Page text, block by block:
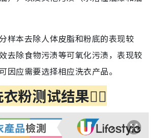
样本去除人体皮脂和粉底的表现较
去除食物污渍等可氧化污渍，表现较
因应需要选择相应洗衣产品。
粉测试结果👇🏻